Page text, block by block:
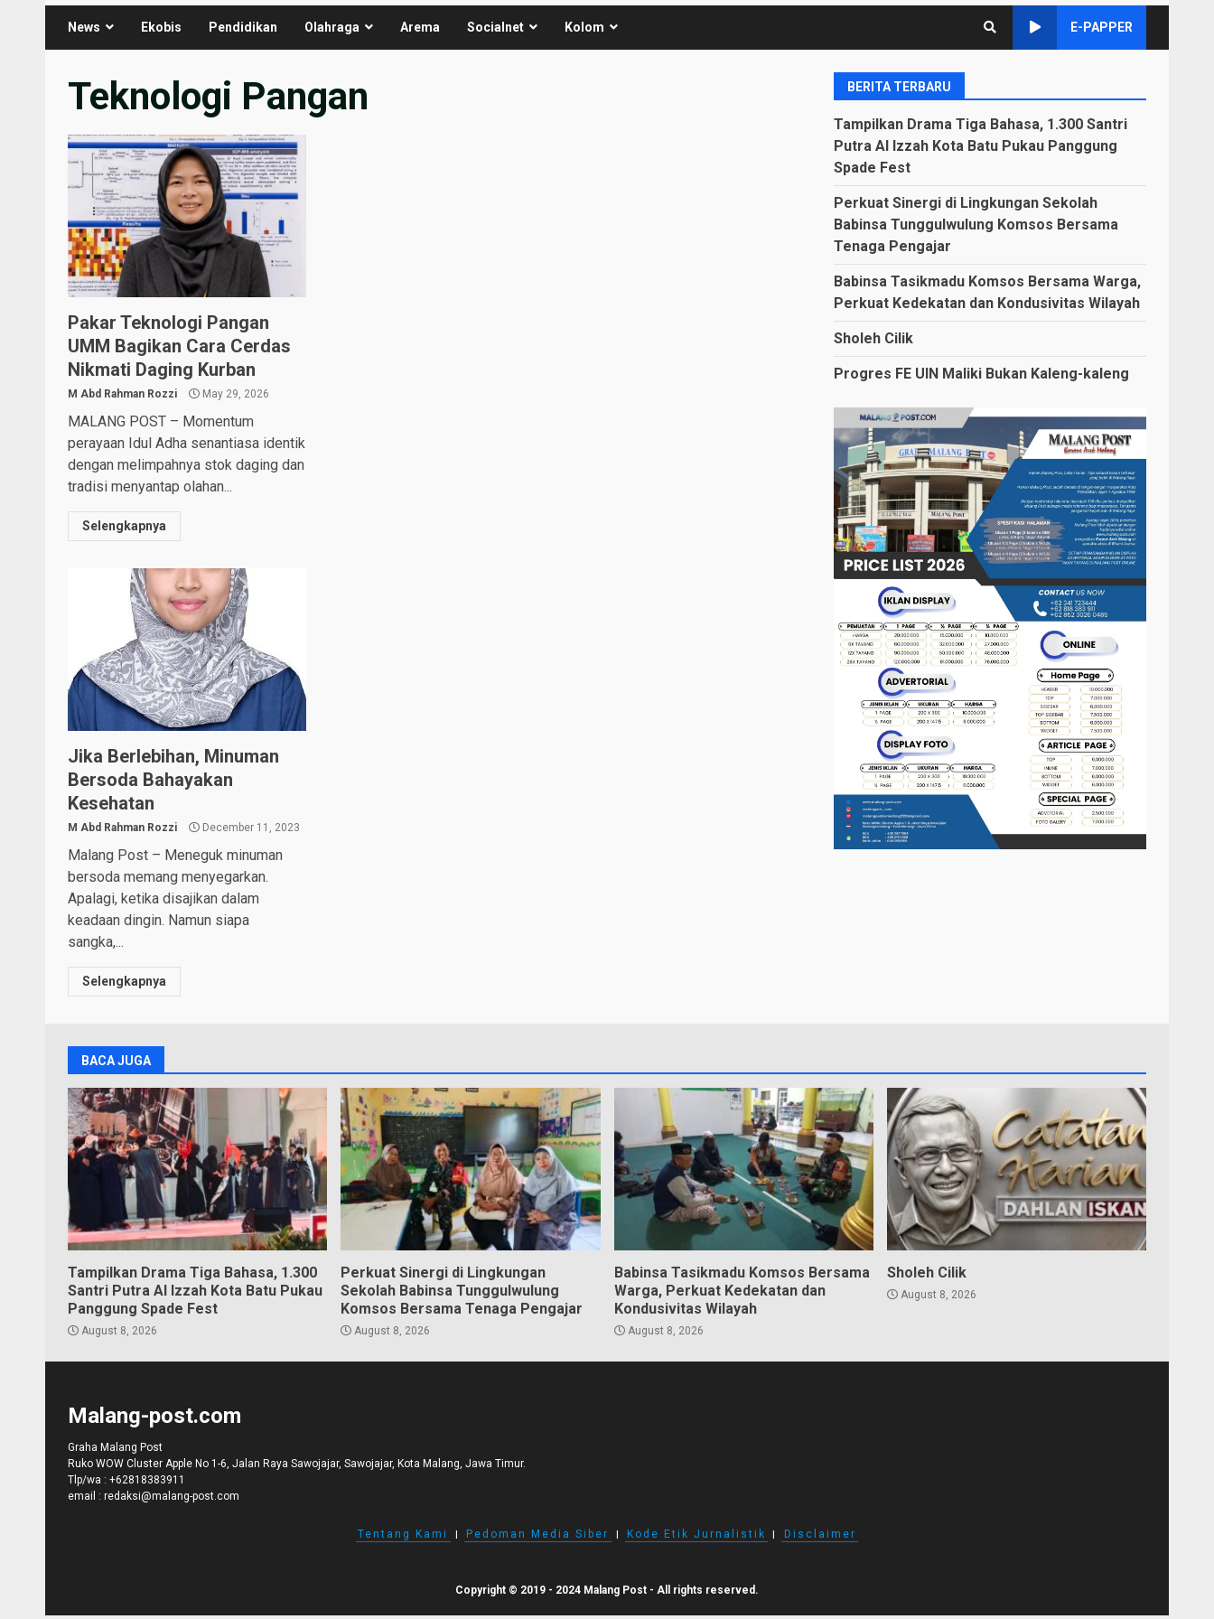
News Ekobis Pendidikan Olahraga Arema Socialnet Kolom E-PAPPER
Teknologi Pangan
Pakar Teknologi Pangan
UMM Bagikan Cara Cerdas
Nikmati Daging Kurban
M Abd Rahman Rozzi May 29, 2026
MALANG POST – Momentum
perayaan Idul Adha senantiasa identik
dengan melimpahnya stok daging dan
tradisi menyantap olahan...
Selengkapnya
Jika Berlebihan, Minuman
Bersoda Bahayakan
Kesehatan
M Abd Rahman Rozzi December 11, 2023
Malang Post – Meneguk minuman
bersoda memang menyegarkan.
Apalagi, ketika disajikan dalam
keadaan dingin. Namun siapa
sangka,...
Selengkapnya
BERITA TERBARU
Tampilkan Drama Tiga Bahasa, 1.300 Santri
Putra Al Izzah Kota Batu Pukau Panggung
Spade Fest
Perkuat Sinergi di Lingkungan Sekolah
Babinsa Tunggulwulung Komsos Bersama
Tenaga Pengajar
Babinsa Tasikmadu Komsos Bersama Warga,
Perkuat Kedekatan dan Kondusivitas Wilayah
Sholeh Cilik
Progres FE UIN Maliki Bukan Kaleng-kaleng
BACA JUGA
Tampilkan Drama Tiga Bahasa, 1.300
Santri Putra Al Izzah Kota Batu Pukau
Panggung Spade Fest
August 8, 2026
Perkuat Sinergi di Lingkungan
Sekolah Babinsa Tunggulwulung
Komsos Bersama Tenaga Pengajar
August 8, 2026
Babinsa Tasikmadu Komsos Bersama
Warga, Perkuat Kedekatan dan
Kondusivitas Wilayah
August 8, 2026
Sholeh Cilik
August 8, 2026
Malang-post.com
Graha Malang Post
Ruko WOW Cluster Apple No 1-6, Jalan Raya Sawojajar, Sawojajar, Kota Malang, Jawa Timur.
Tlp/wa : +62818383911
email : redaksi@malang-post.com
Tentang Kami I Pedoman Media Siber I Kode Etik Jurnalistik I Disclaimer
Copyright © 2019 - 2024 Malang Post - All rights reserved.